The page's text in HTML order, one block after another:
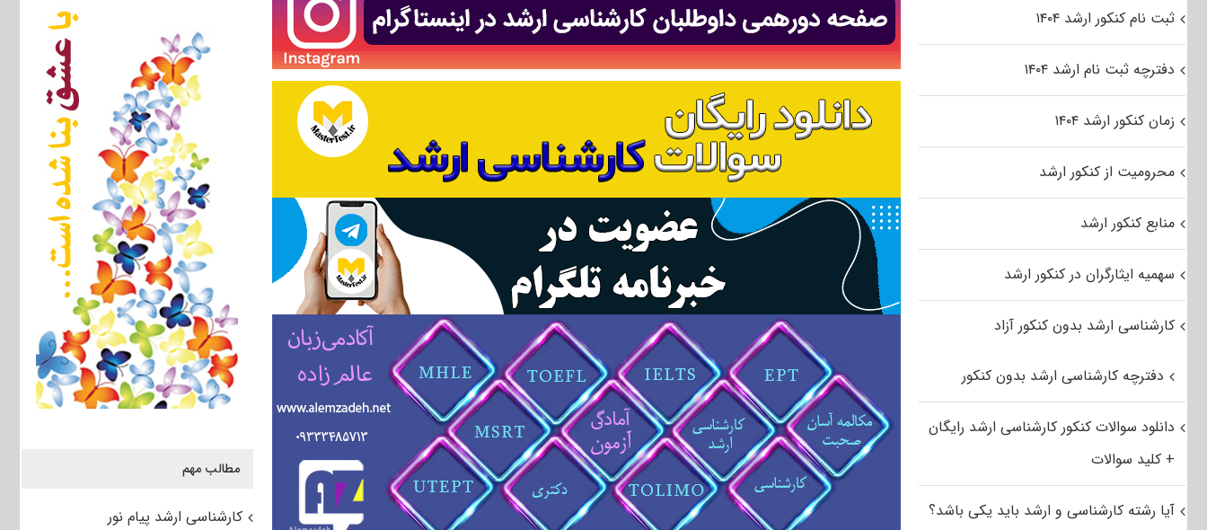
مطالب مهم
کارشناسی ارشد پیام نور
ثبت نام کنکور ارشد ۱۴۰۴
دفترچه ثبت نام ارشد ۱۴۰۴
زمان کنکور ارشد ۱۴۰۴
محرومیت از کنکور ارشد
منابع کنکور ارشد
سهمیه ایثارگران در کنکور ارشد
کارشناسی ارشد بدون کنکور آزاد
دفترچه کارشناسی ارشد بدون کنکور
دانلود سوالات کنکور کارشناسی ارشد رایگان
+ کلید سوالات
آیا رشته کارشناسی و ارشد باید یکی باشد؟